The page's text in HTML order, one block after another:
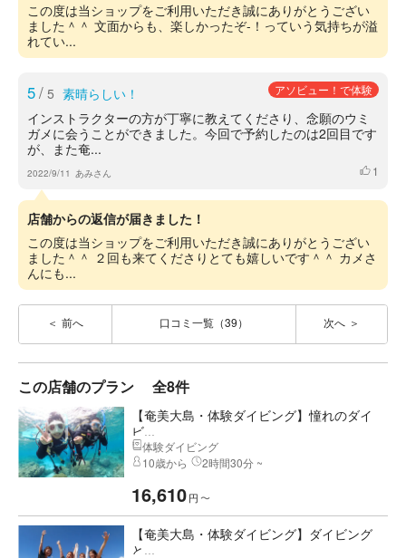
この度は当ショップをご利用いただき誠にありがとうござい
ました＾＾ 文面からも、楽しかったぞ-！っていう気持ちが溢
れてい...
5/ 5 素晴らしい！ アソビュー！で体験
インストラクターの方が丁寧に教えてくださり、念願のウミ
ガメに会うことができました。今回で予約したのは2回目です
が、また奄...
2022/9/11 あみさん いいね
1
店舗からの返信が届きました！
この度は当ショップをご利用いただき誠にありがとうござい
ました＾＾ ２回も来てくださりとても嬉しいです＾＾ カメさ
んにも...
前へ 口コミ一覧（39） 次へ
この店舗のプラン 全8件
【奄美大島・体験ダイビング】憧れのダイ
ビ...
体験ダイビング
10歳から
2時間30分 ~
16,610円 〜
【奄美大島・体験ダイビング】ダイビング
と...